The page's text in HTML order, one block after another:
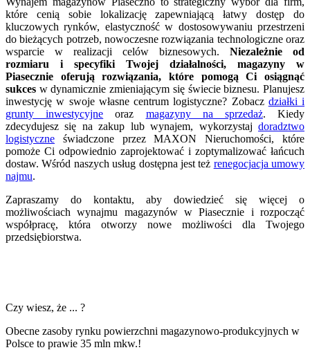
które cenią sobie lokalizację zapewniającą łatwy dostęp do
kluczowych rynków, elastyczność w dostosowywaniu przestrzeni
do bieżących potrzeb, nowoczesne rozwiązania technologiczne oraz
wsparcie w realizacji celów biznesowych. Niezależnie od
rozmiaru i specyfiki Twojej działalności, magazyny w
Piasecznie oferują rozwiązania, które pomogą Ci osiągnąć
sukces w dynamicznie zmieniającym się świecie biznesu. Planujesz
inwestycję w swoje własne centrum logistyczne? Zobacz działki i
grunty inwestycyjne oraz magazyny na sprzedaż. Kiedy
zdecydujesz się na zakup lub wynajem, wykorzystaj doradztwo
logistyczne świadczone przez MAXON Nieruchomości, które
pomoże Ci odpowiednio zaprojektować i zoptymalizować łańcuch
dostaw. Wśród naszych usług dostępna jest też renegocjacja umowy
najmu.
Zapraszamy do kontaktu, aby dowiedzieć się więcej o
możliwościach wynajmu magazynów w Piasecznie i rozpocząć
współpracę, która otworzy nowe możliwości dla Twojego
przedsiębiorstwa.
Czy wiesz, że ... ?
Obecne zasoby rynku powierzchni magazynowo-produkcyjnych w
Polsce to prawie 35 mln mkw.!